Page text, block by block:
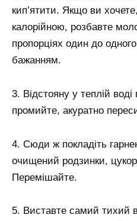
кип’ятити. Якщо ви
калорійною, розбавте
пропорціях один до
бажанням.
3. Відстояну у теплій воді
промийте, акуратно
4. Сюди ж покладіть
очищений родзинки, цукор
Перемішайте.
5. Виставте самий тихий